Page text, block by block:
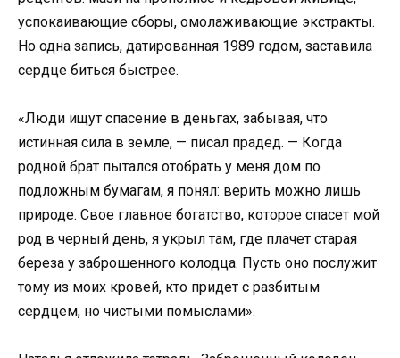
успокаивающие сборы, омолаживающие экстракты.
Но одна запись, датированная 1989 годом, заставила
сердце биться быстрее.
«Люди ищут спасение в деньгах, забывая, что
истинная сила в земле, — писал прадед. — Когда
родной брат пытался отобрать у меня дом по
подложным бумагам, я понял: верить можно лишь
природе. Свое главное богатство, которое спасет мой
род в черный день, я укрыл там, где плачет старая
береза у заброшенного колодца. Пусть оно послужит
тому из моих кровей, кто придет с разбитым
сердцем, но чистыми помыслами».